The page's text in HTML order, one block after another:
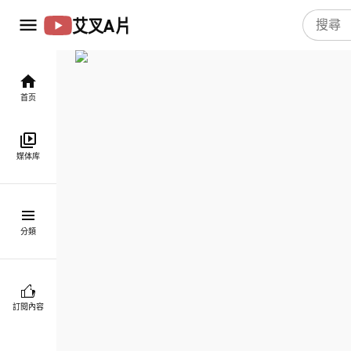
艾叉A片
首页
媒体库
分類
訂閱內容